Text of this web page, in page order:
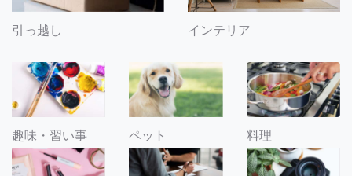
引っ越し インテリア
趣味・習い事 ペット 料理